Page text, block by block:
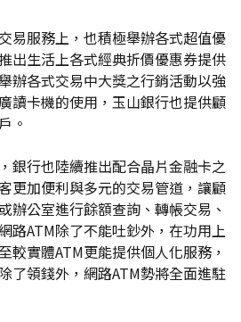
易服務上，也積極舉辦各式超值優
出生活上各式經典折價優惠券提供
辦各式交易中大獎之行銷活動以強
讀卡機的使用，玉山銀行也提供顧
。
銀行也陸續推出配合晶片金融卡之
更加便利與多元的交易管道，讓顧
辦公室進行餘額查詢、轉帳交易、
路ATM除了不能吐鈔外，在功用上
較實體ATM更能提供個人化服務，
了領錢外，網路ATM勢將全面進駐